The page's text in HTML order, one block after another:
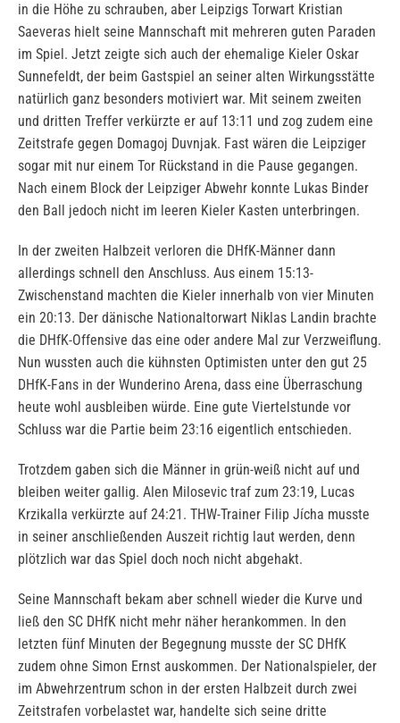
in die Höhe zu schrauben, aber Leipzigs Torwart Kristian
Saeveras hielt seine Mannschaft mit mehreren guten Paraden
im Spiel. Jetzt zeigte sich auch der ehemalige Kieler Oskar
Sunnefeldt, der beim Gastspiel an seiner alten Wirkungsstätte
natürlich ganz besonders motiviert war. Mit seinem zweiten
und dritten Treffer verkürzte er auf 13:11 und zog zudem eine
Zeitstrafe gegen Domagoj Duvnjak. Fast wären die Leipziger
sogar mit nur einem Tor Rückstand in die Pause gegangen.
Nach einem Block der Leipziger Abwehr konnte Lukas Binder
den Ball jedoch nicht im leeren Kieler Kasten unterbringen.
In der zweiten Halbzeit verloren die DHfK-Männer dann
allerdings schnell den Anschluss. Aus einem 15:13-
Zwischenstand machten die Kieler innerhalb von vier Minuten
ein 20:13. Der dänische Nationaltorwart Niklas Landin brachte
die DHfK-Offensive das eine oder andere Mal zur Verzweiflung.
Nun wussten auch die kühnsten Optimisten unter den gut 25
DHfK-Fans in der Wunderino Arena, dass eine Überraschung
heute wohl ausbleiben würde. Eine gute Viertelstunde vor
Schluss war die Partie beim 23:16 eigentlich entschieden.
Trotzdem gaben sich die Männer in grün-weiß nicht auf und
bleiben weiter gallig. Alen Milosevic traf zum 23:19, Lucas
Krzikalla verkürzte auf 24:21. THW-Trainer Filip Jícha musste
in seiner anschließenden Auszeit richtig laut werden, denn
plötzlich war das Spiel doch noch nicht abgehakt.
Seine Mannschaft bekam aber schnell wieder die Kurve und
ließ den SC DHfK nicht mehr näher herankommen. In den
letzten fünf Minuten der Begegnung musste der SC DHfK
zudem ohne Simon Ernst auskommen. Der Nationalspieler, der
im Abwehrzentrum schon in der ersten Halbzeit durch zwei
Zeitstrafen vorbelastet war, handelte sich seine dritte